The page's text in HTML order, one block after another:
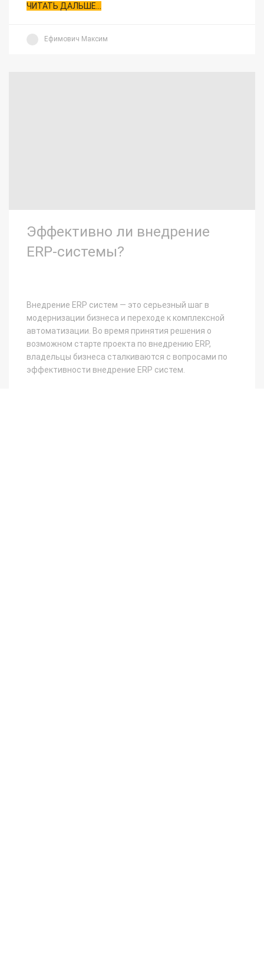
ЧИТАТЬ ДАЛЬШЕ...
Ефимович Максим
Эффективно ли внедрение
ERP-системы?
Внедрение ERP систем — это серьезный шаг в
модернизации бизнеса и переходе к комплексной
автоматизации. Во время принятия решения о
возможном старте проекта по внедрению ERP,
владельцы бизнеса сталкиваются с вопросами по
эффективности внедрение ERP систем.